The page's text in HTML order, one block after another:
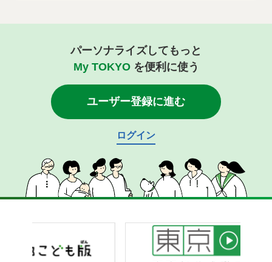
パーソナライズしてもっと
My TOKYOを便利に使う
ユーザー登録に進む
ログイン